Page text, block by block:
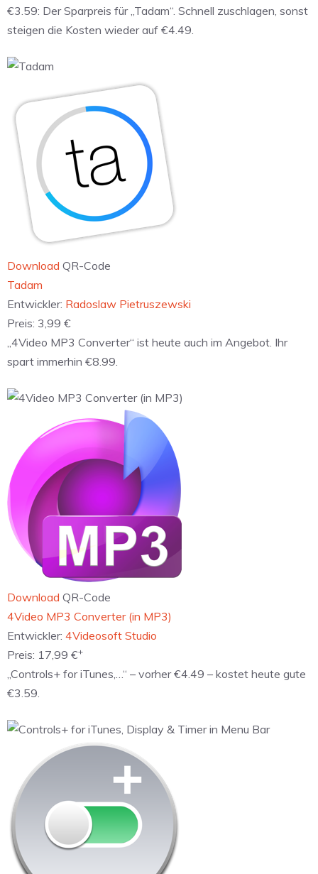
€3.59: Der Sparpreis für „Tadam“. Schnell zuschlagen, sonst
steigen die Kosten wieder auf €4.49.
Download QR-Code
‎Tadam
Entwickler: Radoslaw Pietruszewski
Preis: 3,99 €
„4Video MP3 Converter“ ist heute auch im Angebot. Ihr
spart immerhin €8.99.
Download QR-Code
‎4Video MP3 Converter (in MP3)
Entwickler: 4Videosoft Studio
Preis: 17,99 €+
„Controls+ for iTunes,…“ – vorher €4.49 – kostet heute gute
€3.59.